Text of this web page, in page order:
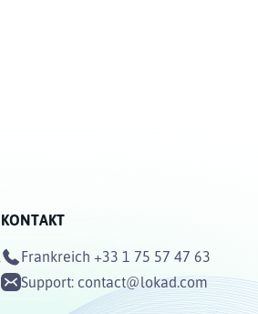
KONTAKT
Frankreich +33 1 75 57 47 63
Support: contact@lokad.com